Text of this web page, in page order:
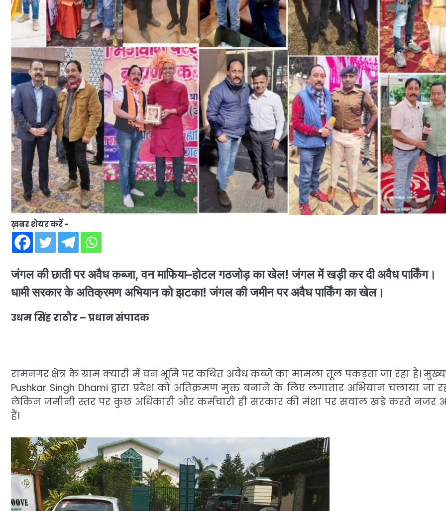
ख़बर शेयर करें -
जंगल की छाती पर अवैध कब्जा, वन माफिया–होटल गठजोड़ का खेल! जंगल में खड़ी कर दी अवैध पार्किंग।
धामी सरकार के अतिक्रमण अभियान को झटका! जंगल की जमीन पर अवैध पार्किंग का खेल।
उधम सिंह राठौर – प्रधान संपादक
रामनगर क्षेत्र के ग्राम क्यारी में वन भूमि पर कथित अवैध कब्जे का मामला तूल पकड़ता जा रहा है।
Pushkar Singh Dhami द्वारा प्रदेश को अतिक्रमण मुक्त बनाने के लिए लगातार अभियान चलाया जा
लेकिन जमीनी स्तर पर कुछ अधिकारी और कर्मचारी ही सरकार की मंशा पर सवाल खड़े करते नजर
हैं।
Video
Player